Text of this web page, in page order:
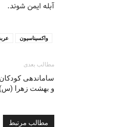
آبله ایمن شوند.
واکسيناسيون
مطالب بعدی
ساماندهی
و بهشت زهرا
مطالب مرتبط